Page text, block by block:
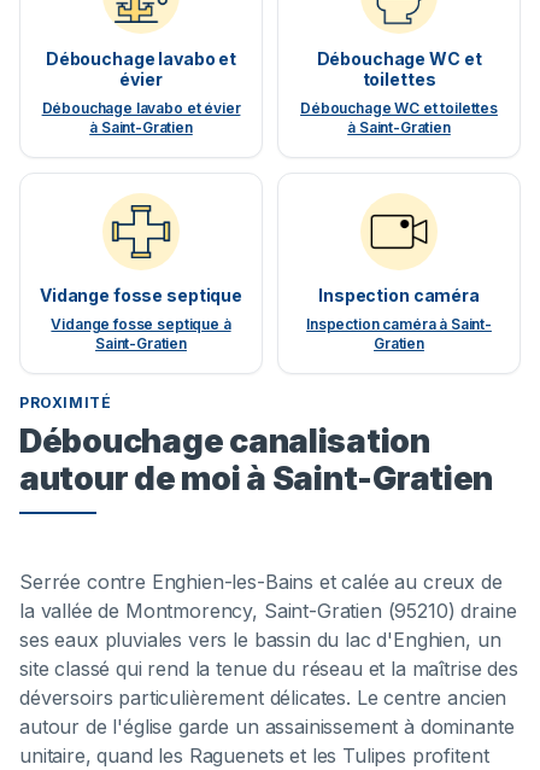
Débouchage lavabo et
évier
Débouchage lavabo et évier
à Saint-Gratien
Débouchage WC et
toilettes
Débouchage WC et toilettes
à Saint-Gratien
Vidange fosse septique
Vidange fosse septique à
Saint-Gratien
Inspection caméra
Inspection caméra à Saint-
Gratien
PROXIMITÉ
Débouchage canalisation
autour de moi à Saint-Gratien
Serrée contre Enghien-les-Bains et calée au creux de
la vallée de Montmorency, Saint-Gratien (95210) draine
ses eaux pluviales vers le bassin du lac d'Enghien, un
site classé qui rend la tenue du réseau et la maîtrise des
déversoirs particulièrement délicates. Le centre ancien
autour de l'église garde un assainissement à dominante
unitaire, quand les Raguenets et les Tulipes profitent